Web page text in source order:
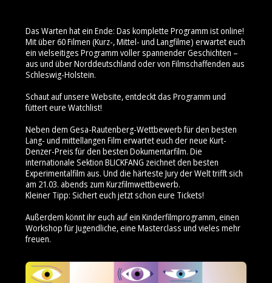
Das Warten hat ein Ende: Das komplette Programm ist online!
Mit über 60 Filmen (Kurz-, Mittel- und Langfilme) erwartet euch
ein vielseitiges Programm voller spannender Geschichten –
aus und über Norddeutschland oder von Filmschaffenden aus
Schleswig-Holstein.
Schaut auf unsere Website, entdeckt das Programm und
füttert eure Watchlist!
Neben dem Gesa-Rautenberg-Wettbewerb für den besten
Lang- und mittellangen Film erwartet euch der neue Kurt-
Denzer-Preis für den besten Dokumentarfilm. Die
internationale Sektion BLICKFANG zeichnet den besten
Experimentalfilm aus. Und die härteste Jury der Welt trifft sich
am 21.03. abends zum Kurzfilmwettbewerb.
Kleiner Tipp: Sichert euch jetzt schon eure Tickets!
Außerdem könnt ihr euch auf ein Kinderfilmprogramm, einen
Workshop für Jugendliche, eine Masterclass und vieles mehr
freuen.